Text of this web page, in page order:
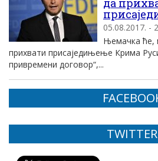
да
05.08.2017. -
Њемачка ће,
прихвати присаједињење Крима
привремени договор“,...
TWITTER